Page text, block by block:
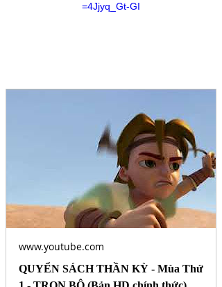
=4Jjyq_Gt-GI
www.youtube.com
QUYỂN SÁCH THẦN KỲ - Mùa Thứ